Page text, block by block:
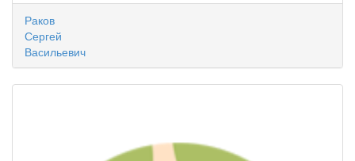
Раков
Сергей
Васильевич